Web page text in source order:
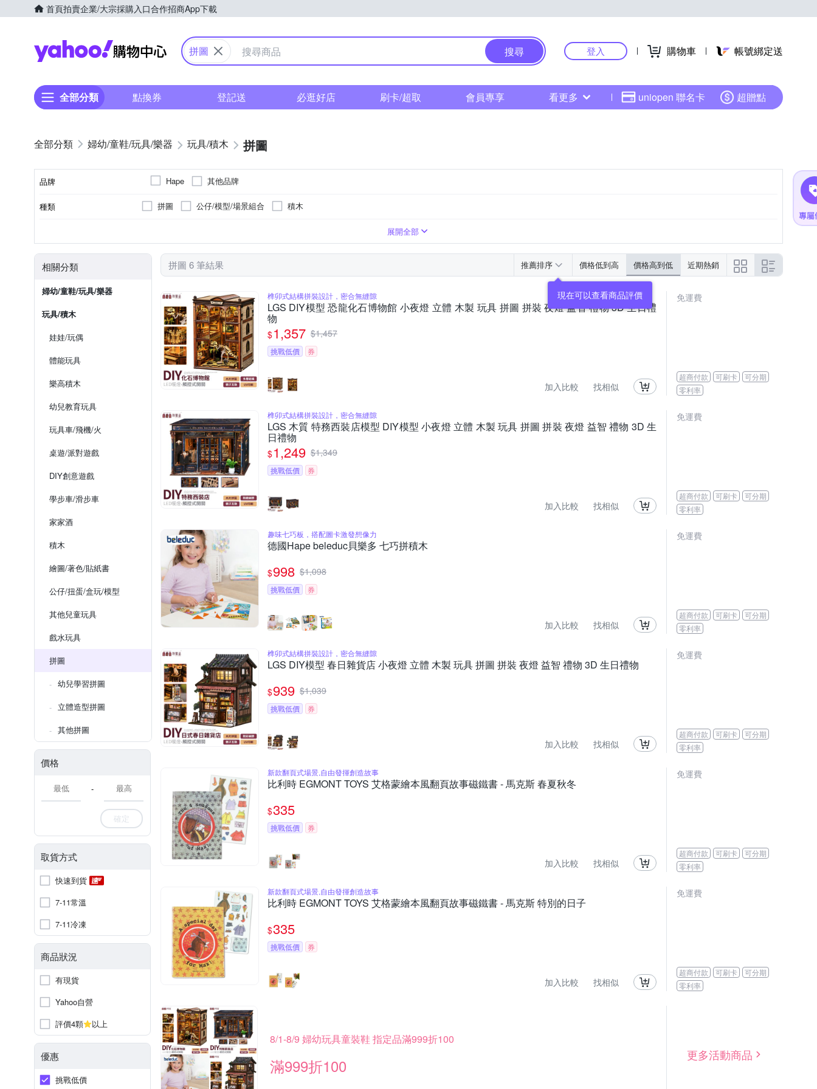
首頁拍賣企業/大宗採購入口合作招商App下載
Yahoo購物中心
拼圖 搜尋 登入 購物車 帳號綁定送
全部分類 點換券 登記送 必逛好店 刷卡/超取 會員專享 看更多 uniopen 聯名卡 超贈點
婦幼/童鞋/玩具/樂器 玩具/積木 拼圖
品牌 Hape 其他品牌
種類 拼圖 公仔/模型/場景組合 積木
展開全部
相關分類
婦幼/童鞋/玩具/樂器
玩具/積木
娃娃/玩偶
體能玩具
樂高積木
幼兒教育玩具
玩具車/飛機/火
桌遊/派對遊戲
DIY創意遊戲
學步車/滑步車
家家酒
積木
繪圖/著色/貼紙書
公仔/扭蛋/盒玩/模型
其他兒童玩具
戲水玩具
拼圖
幼兒學習拼圖
立體造型拼圖
其他拼圖
價格
-
確定
取貨方式
快速到貨
7-11常溫
7-11冷凍
商品狀況
有現貨
Yahoo自營
評價4顆
以上
優惠
挑戰低價
拼圖 6 筆結果 推薦排序 價格低到高 價格高到低 近期熱銷
現在可以查看商品評價
榫卯式結構拼裝設計，密合無縫隙
LGS DIY模型 恐龍化石博物館 小夜燈 立體 木製 玩具 拼圖 拼裝 夜燈 益智 禮物 3D 生日禮
物
$1,357 $1,457
挑戰低價 券
加入比較 找相似
免運費
超商付款 可刷卡
可分期
零利率
榫卯式結構拼裝設計，密合無縫隙
LGS 木質 特務西裝店模型 DIY模型 小夜燈 立體 木製 玩具 拼圖 拼裝 夜燈 益智 禮物 3D 生
日禮物
$1,249 $1,349
挑戰低價 券
加入比較 找相似
免運費
超商付款 可刷卡
可分期
零利率
趣味七巧板，搭配圖卡激發想像力
德國Hape beleduc貝樂多 七巧拼積木
$998 $1,098
挑戰低價 券
加入比較 找相似
免運費
超商付款 可刷卡
可分期
零利率
榫卯式結構拼裝設計，密合無縫隙
LGS DIY模型 春日雜貨店 小夜燈 立體 木製 玩具 拼圖 拼裝 夜燈 益智 禮物 3D 生日禮物
$939 $1,039
挑戰低價 券
加入比較 找相似
免運費
超商付款 可刷卡
可分期
零利率
新款翻頁式場景,自由發揮創造故事
比利時 EGMONT TOYS 艾格蒙繪本風翻頁故事磁鐵書 - 馬克斯 春夏秋冬
$335
挑戰低價 券
加入比較 找相似
免運費
超商付款 可刷卡
可分期
零利率
新款翻頁式場景,自由發揮創造故事
比利時 EGMONT TOYS 艾格蒙繪本風翻頁故事磁鐵書 - 馬克斯 特別的日子
$335
挑戰低價 券
加入比較 找相似
免運費
超商付款 可刷卡
可分期
零利率
8/1-8/9 婦幼玩具童裝鞋 指定品滿999折100
滿999折100
更多活動商品